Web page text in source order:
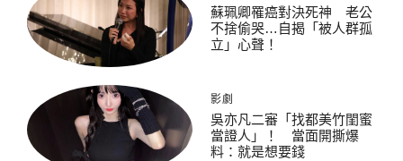
蘇珮卿罹癌對決死神 老公
不捨偷哭…自揭「被人群孤
立」心聲！
影劇
吳亦凡二審「找都美竹閨蜜
當證人」！ 當面開撕爆
料：就是想要錢